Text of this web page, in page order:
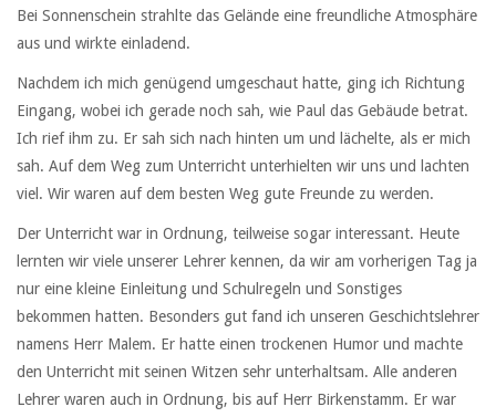
Bei Sonnenschein strahlte das Gelände eine freundliche Atmosphäre
aus und wirkte einladend.
Nachdem ich mich genügend umgeschaut hatte, ging ich Richtung
Eingang, wobei ich gerade noch sah, wie Paul das Gebäude betrat.
Ich rief ihm zu. Er sah sich nach hinten um und lächelte, als er mich
sah. Auf dem Weg zum Unterricht unterhielten wir uns und lachten
viel. Wir waren auf dem besten Weg gute Freunde zu werden.
Der Unterricht war in Ordnung, teilweise sogar interessant. Heute
lernten wir viele unserer Lehrer kennen, da wir am vorherigen Tag ja
nur eine kleine Einleitung und Schulregeln und Sonstiges
bekommen hatten. Besonders gut fand ich unseren Geschichtslehrer
namens Herr Malem. Er hatte einen trockenen Humor und machte
den Unterricht mit seinen Witzen sehr unterhaltsam. Alle anderen
Lehrer waren auch in Ordnung, bis auf Herr Birkenstamm. Er war